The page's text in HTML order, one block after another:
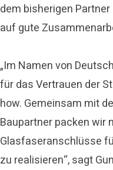
dem bisherigen
auf gute
„Im Namen von
für das Vertrauen der
how. Gemeinsam mit
Baupartner packen wir
Glasfaseranschlüsse
zu realisieren“, sagt